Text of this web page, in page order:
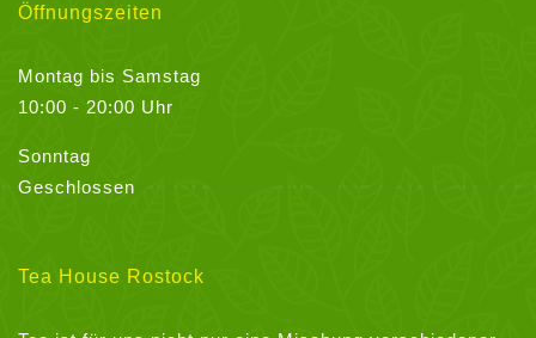
Öffnungszeiten
Montag bis Samstag
10:00 - 20:00 Uhr
Sonntag
Geschlossen
Tea House Rostock